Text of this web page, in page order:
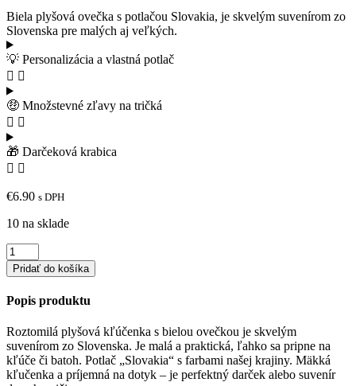
Biela plyšová ovečka s potlačou Slovakia, je skvelým suvenírom zo
Slovenska pre malých aj veľkých.
💡 Personalizácia a vlastná potlač
🤑 Množstevné zľavy na tričká
🎁 Darčeková krabica
€6.90 s DPH
10 na sklade
množstvo
Plyšová
kľučenka
ovečka
s
Slovakia
-
8cm
Pridať do košíka
Popis produktu
Roztomilá plyšová kľúčenka s bielou ovečkou je skvelým
suvenírom zo Slovenska. Je malá a praktická, ľahko sa pripne na
kľúče či batoh. Potlač „Slovakia“ s farbami našej krajiny. Mäkká
kľučenka a príjemná na dotyk – je perfektný darček alebo suvenír